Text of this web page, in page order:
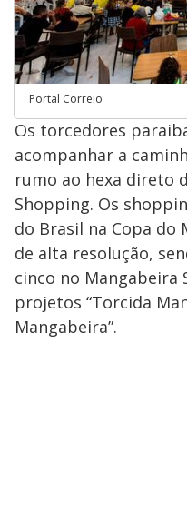
Portal Correio
Os torcedores
acompanhar a
rumo ao hexa direto
Shopping. Os
do Brasil na Copa do
de alta resolução,
cinco no Mangabeira
projetos “Torcida
Mangabeira”.